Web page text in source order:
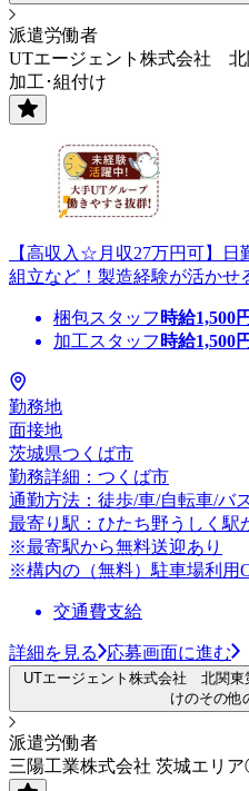
派遣労働者
UTエージェント株式会社 北
加工･組付け
【高収入☆月収27万円可】
組立など！製造経験が活か
梱包スタッフ 時給1,500
加工スタッフ 時給1,500
勤務地
面接地
茨城県つくば市
勤務詳細：つくば市
通勤方法：徒歩/車/自転車/バ
最寄り駅：ひたち野うしく駅
※最寄駅から無料送迎あり
※構内の（無料）駐車場利用
交通費支給
詳細を見る 応募画面に進む
UTエージェント株式会社 北関東
けのその他
派遣労働者
三陽工業株式会社 茨城エリ